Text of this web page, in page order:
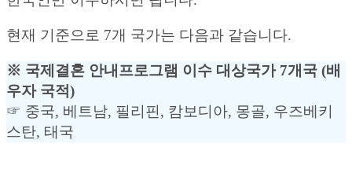
현재 기준으로 7개 국가는 다음과 같습니다.
※ 국제결혼 안내프로그램 이수 대상국가 7개국 (배
우자 국적)
☞ 중국, 베트남, 필리핀, 캄보디아, 몽골, 우즈베키
스탄, 태국